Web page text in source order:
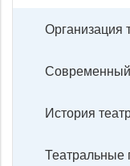
Организация
Современный
История
Театральные